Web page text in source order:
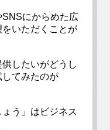
にからめた広
いただくことが
したいがどうし
てみたのが
ょう」はビジネス